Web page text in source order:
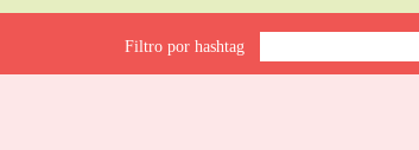
Filtro por hashtag